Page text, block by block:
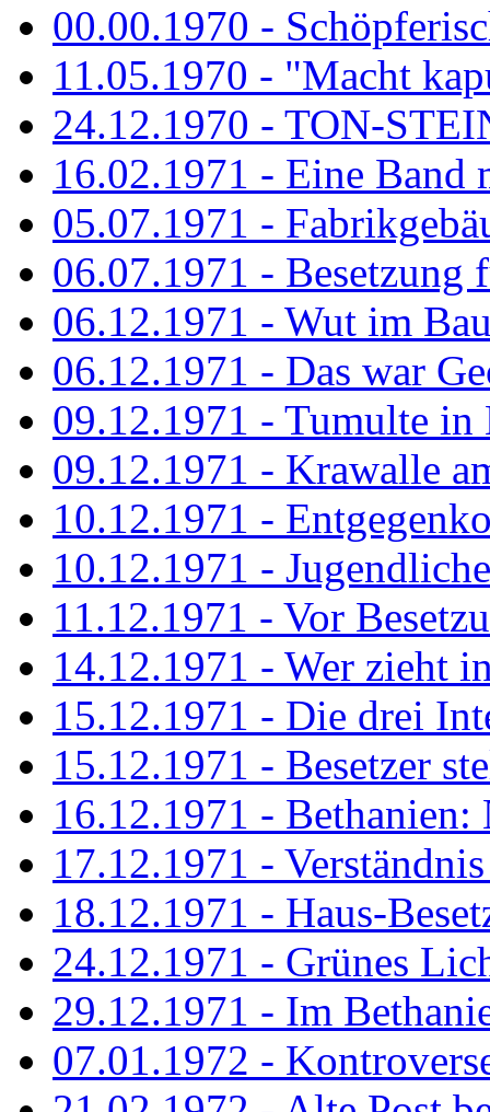
00.00.1970 -
11.05.1970 - "Macht
24.12.1970 - TON-
16.02.1971 - Eine Band
05.07.1971 -
06.07.1971 - Besetzung
06.12.1971 - Wut im
06.12.1971 - Das war
09.12.1971 - Tumulte in
09.12.1971 - Krawalle
10.12.1971 -
10.12.1971 -
11.12.1971 - Vor
14.12.1971 - Wer zieht
15.12.1971 - Die drei
15.12.1971 - Besetzer
16.12.1971 - Bethanien:
17.12.1971 -
18.12.1971 - Haus-
24.12.1971 - Grünes
29.12.1971 - Im
07.01.1972 -